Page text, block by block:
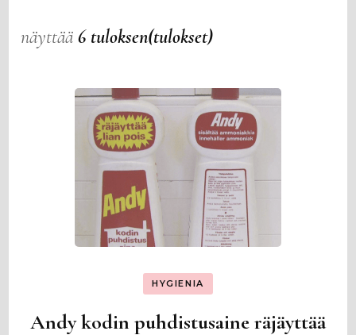
näyttää6 tuloksen(tulokset)
HYGIENIA
Andy kodin puhdistusaine räjäyttää